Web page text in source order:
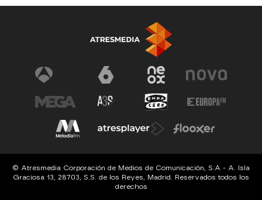
© Atresmedia Corporación de Medios de Comunicación, S.A - A. Isla
Graciosa 13, 28703, S.S. de los Reyes, Madrid. Reservados todos los
derechos